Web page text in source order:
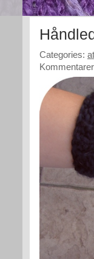
Categories: